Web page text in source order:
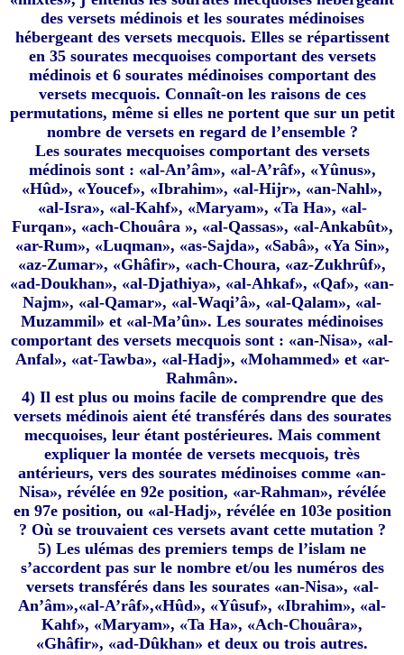
des versets médinois et les sourates médinoises
hébergeant des versets mecquois. Elles se répartissent
en 35 sourates mecquoises comportant des versets
médinois et 6 sourates médinoises comportant des
versets mecquois. Connaît-on les raisons de ces
permutations, même si elles ne portent que sur un petit
nombre de versets en regard de l’ensemble ?
Les sourates mecquoises comportant des versets
médinois sont : «al-An’âm», «al-A’râf», «Yûnus»,
«Hûd», «Youcef», «Ibrahim», «al-Hijr», «an-Nahl»,
«al-Isra», «al-Kahf», «Maryam», «Ta Ha», «al-
Furqan», «ach-Chouâra », «al-Qassas», «al-Ankabût»,
«ar-Rum», «Luqman», «as-Sajda», «Sabâ», «Ya Sin»,
«az-Zumar», «Ghâfir», «ach-Choura, «az-Zukhrûf»,
«ad-Doukhan», «al-Djathiya», «al-Ahkaf», «Qaf», «an-
Najm», «al-Qamar», «al-Waqi’â», «al-Qalam», «al-
Muzammil» et «al-Ma’ûn». Les sourates médinoises
comportant des versets mecquois sont : «an-Nisa», «al-
Anfal», «at-Tawba», «al-Hadj», «Mohammed» et «ar-
Rahmân».
4) Il est plus ou moins facile de comprendre que des
versets médinois aient été transférés dans des sourates
mecquoises, leur étant postérieures. Mais comment
expliquer la montée de versets mecquois, très
antérieurs, vers des sourates médinoises comme «an-
Nisa», révélée en 92e position, «ar-Rahman», révélée
en 97e position, ou «al-Hadj», révélée en 103e position
? Où se trouvaient ces versets avant cette mutation ?
5) Les ulémas des premiers temps de l’islam ne
s’accordent pas sur le nombre et/ou les numéros des
versets transférés dans les sourates «an-Nisa», «al-
An’âm»,«al-A’râf»,«Hûd», «Yûsuf», «Ibrahim», «al-
Kahf», «Maryam», «Ta Ha», «Ach-Chouâra»,
«Ghâfir», «ad-Dûkhan» et deux ou trois autres.